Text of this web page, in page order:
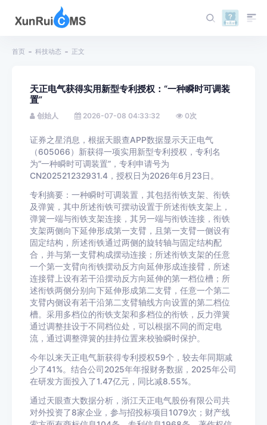
首页 科技动态 正文
天正电气获得实用新型专利授权：“一种瞬时可调装
置”
创始人 2026-07-08 04:33:32 0次
证券之星消息，根据天眼查APP数据显示天正电气
（605066）新获得一项实用新型专利授权，专利名
为“一种瞬时可调装置”，专利申请号为
CN202521232931.4，授权日为2026年6月23日。
专利摘要：一种瞬时可调装置，其包括衔铁支架、衔铁
及弹簧，其中所述衔铁可摆动设置于所述衔铁支架上，
弹簧一端与衔铁支架连接，其另一端与衔铁连接，衔铁
支架两侧向下延伸形成第一支臂，且第一支臂一侧设有
固定结构，所述衔铁通过两侧的旋转轴与固定结构配
合，并与第一支臂构成摆动连接；所述衔铁支架的任意
一个第一支臂向衔铁摆动反方向延伸形成连接臂，所述
连接臂上设有若干沿摆动反方向延伸的第一档位槽；所
述衔铁两侧分别向下延伸形成第二支臂，任意一个第二
支臂内侧设有若干沿第二支臂轴线方向设置的第二档位
槽。采用多档位的衔铁支架和多档位的衔铁，反力弹簧
通过调整挂设于不同档位处，可以根据不同的而定电
流，通过调整弹簧的挂持位置来校验瞬时保护。
今年以来天正电气新获得专利授权59个，较去年同期减
少了41%。结合公司2025年年报财务数据，2025年公司
在研发方面投入了1.47亿元，同比减8.55%。
通过天眼查大数据分析，浙江天正电气股份有限公司共
对外投资了8家企业，参与招投标项目1079次；财产线